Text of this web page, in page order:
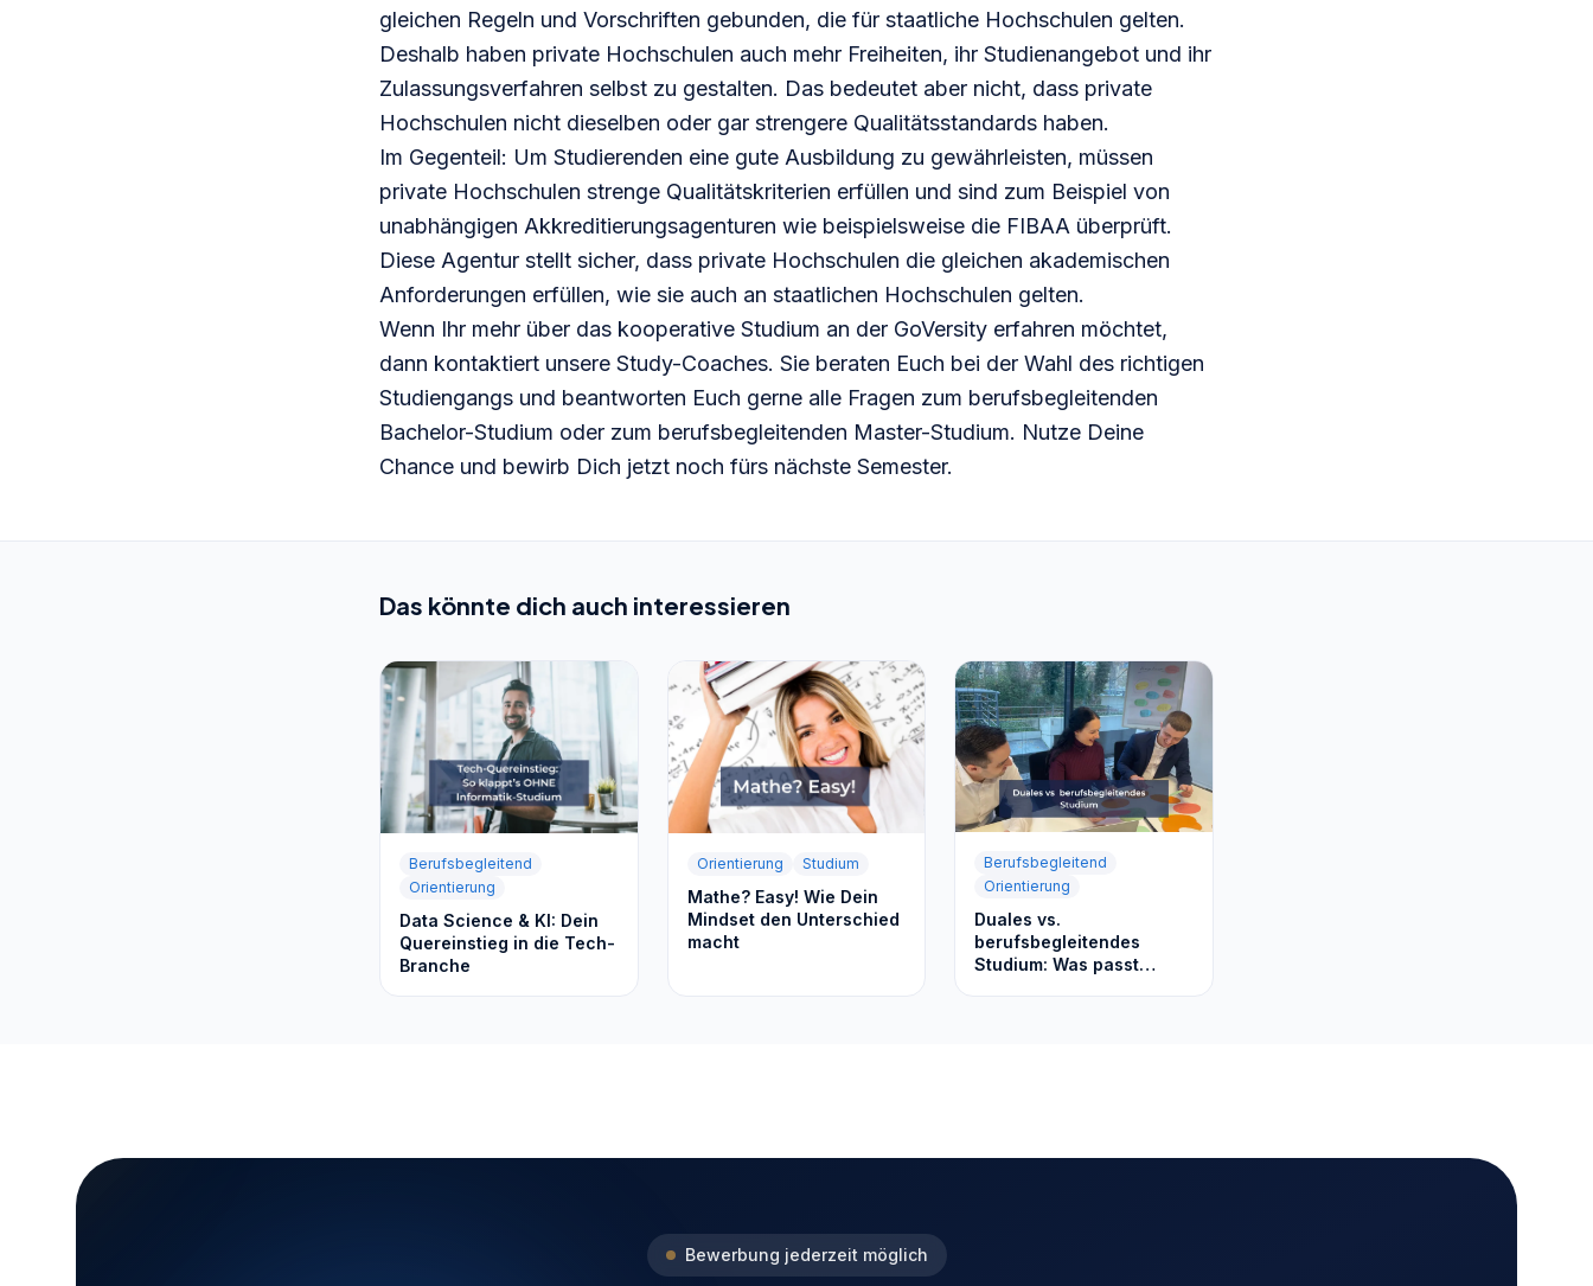
gleichen Regeln und Vorschriften gebunden, die für staatliche Hochschulen gelten.
Deshalb haben private Hochschulen auch mehr Freiheiten, ihr Studienangebot und ihr
Zulassungsverfahren selbst zu gestalten. Das bedeutet aber nicht, dass private
Hochschulen nicht dieselben oder gar strengere Qualitätsstandards haben.
Im Gegenteil: Um Studierenden eine gute Ausbildung zu gewährleisten, müssen
private Hochschulen strenge Qualitätskriterien erfüllen und sind zum Beispiel von
unabhängigen Akkreditierungsagenturen wie beispielsweise die FIBAA überprüft.
Diese Agentur stellt sicher, dass private Hochschulen die gleichen akademischen
Anforderungen erfüllen, wie sie auch an staatlichen Hochschulen gelten.
Wenn Ihr mehr über das kooperative Studium an der GoVersity erfahren möchtet,
dann kontaktiert unsere Study-Coaches. Sie beraten Euch bei der Wahl des richtigen
Studiengangs und beantworten Euch gerne alle Fragen zum berufsbegleitenden
Bachelor-Studium oder zum berufsbegleitenden Master-Studium. Nutze Deine
Chance und bewirb Dich jetzt noch fürs nächste Semester.
Das könnte dich auch interessieren
Berufsbegleitend
Orientierung
Data Science & KI: Dein
Quereinstieg in die Tech-
Branche
Orientierung Studium
Mathe? Easy! Wie Dein
Mindset den Unterschied
macht
Berufsbegleitend
Orientierung
Duales vs.
berufsbegleitendes
Studium: Was passt
Bewerbung jederzeit möglich